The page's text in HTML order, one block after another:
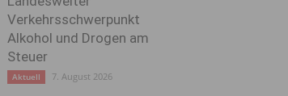
Verkehrsschwerpunkt
Alkohol und Drogen am
Steuer
Aktuell 7. August 2026